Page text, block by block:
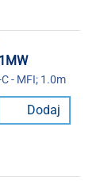
- MFI; 1.0m
Dodaj